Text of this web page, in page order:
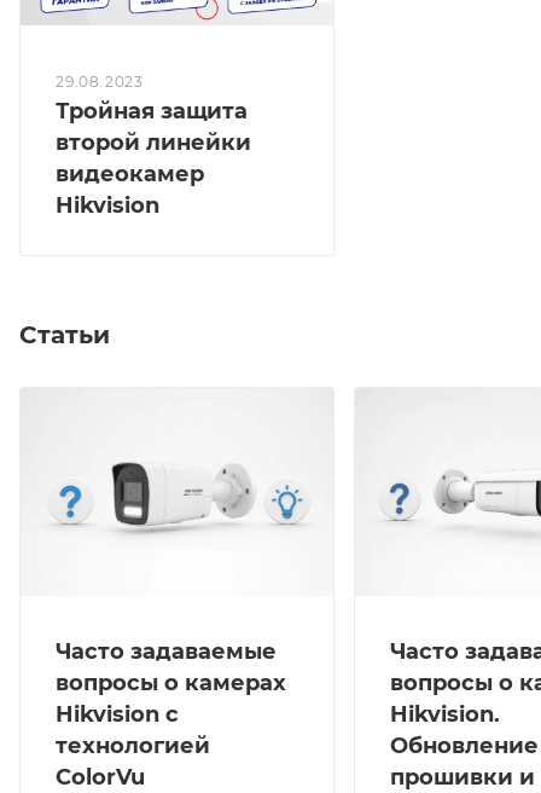
29.08.2023
Тройная защита
второй линейки
видеокамер
Hikvision
Статьи
Часто задаваемые
вопросы о камерах
Hikvision с
технологией
ColorVu
Часто
вопросы о
Hikvision.
Обновление
прошивки и